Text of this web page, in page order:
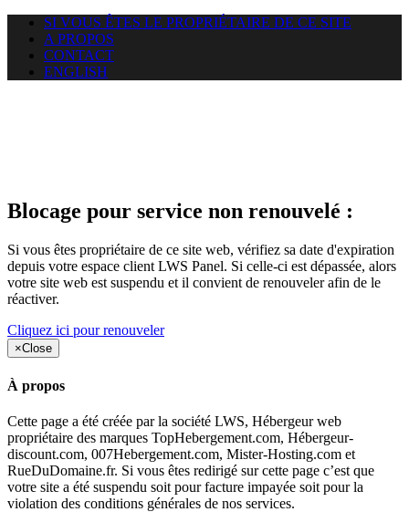
SI VOUS ÊTES LE PROPRIÉTAIRE DE CE SITE
A PROPOS
CONTACT
ENGLISH
Blocage pour service non renouvelé :
Si vous êtes propriétaire de ce site web, vérifiez sa date d'expiration
depuis votre espace client LWS Panel. Si celle-ci est dépassée, alors
votre site web est suspendu et il convient de renouveler afin de le
réactiver.
Cliquez ici pour renouveler
×Close
À propos
Cette page a été créée par la société LWS, Hébergeur web
propriétaire des marques TopHebergement.com, Hébergeur-
discount.com, 007Hebergement.com, Mister-Hosting.com et
RueDuDomaine.fr. Si vous êtes redirigé sur cette page c’est que
votre site a été suspendu soit pour facture impayée soit pour la
violation des conditions générales de nos services.